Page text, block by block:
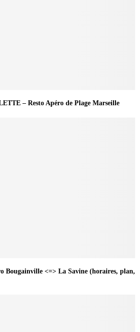
– Resto Apéro de Plage Marseille
Bougainville <=> La Savine (horaires, plan,